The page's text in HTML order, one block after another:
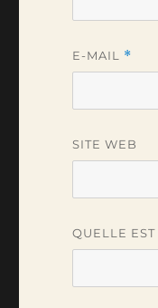
E-MAIL *
SITE WEB
QUELLE